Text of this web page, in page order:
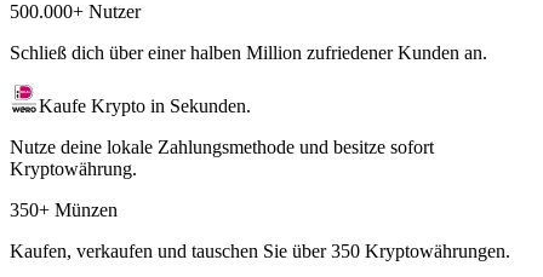
500.000+ Nutzer
Schließ dich über einer halben Million zufriedener Kunden an.
Kaufe Krypto in Sekunden.
Nutze deine lokale Zahlungsmethode und besitze sofort
Kryptowährung.
350+ Münzen
Kaufen, verkaufen und tauschen Sie über 350 Kryptowährungen.